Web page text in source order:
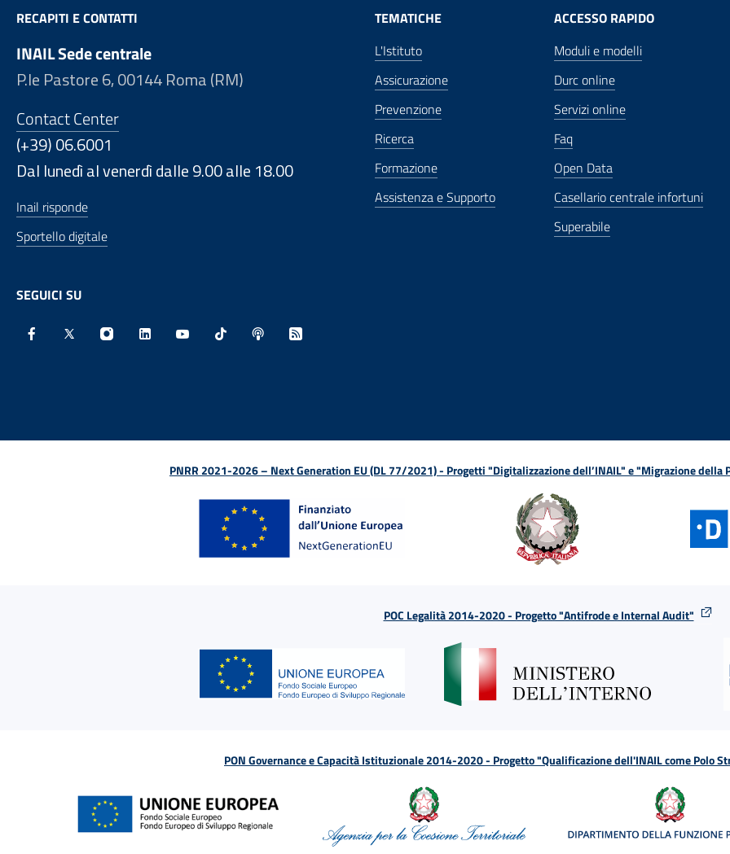
RECAPITI E CONTATTI
INAIL Sede centrale
P.le Pastore 6, 00144 Roma (RM)
Contact Center
(+39) 06.6001
Dal lunedì al venerdì dalle 9.00 alle 18.00
Inail risponde
Sportello digitale
SEGUICI SU
TEMATICHE
L'Istituto
Assicurazione
Prevenzione
Ricerca
Formazione
Assistenza e Supporto
ACCESSO RAPIDO
Moduli e modelli
Durc online
Servizi online
Faq
Open Data
Casellario centrale infortuni
Superabile
PNRR 2021-2026 – Next Generation EU (DL 77/2021) - Progetti "Digitalizzazione dell’INAIL" e "Migrazione della
POC Legalità 2014-2020 - Progetto "Antifrode e Internal Audit"
PON Governance e Capacità Istituzionale 2014-2020 - Progetto "Qualificazione dell'INAIL come Polo